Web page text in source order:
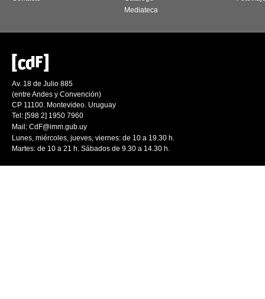
Mediateca
Av. 18 de Julio 885
(entre Andes y Convención)
CP 11100. Montevideo. Uruguay
Tel: [598 2] 1950 7960
Mail: CdF@imm.gub.uy
Lunes, miércoles, jueves, viernes: de 10 a 19.30 h.
Martes: de 10 a 21 h. Sábados de 9.30 a 14.30 h.